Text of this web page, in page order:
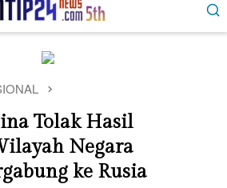
Tolak Hasil
Negara
ke Rusia